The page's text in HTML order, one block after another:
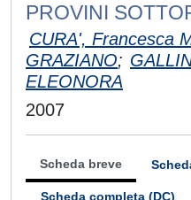
PROVINI
CURA', Francesca
GRAZIANO;
ELEONORA
2007
Scheda breve
Scheda completa (DC)